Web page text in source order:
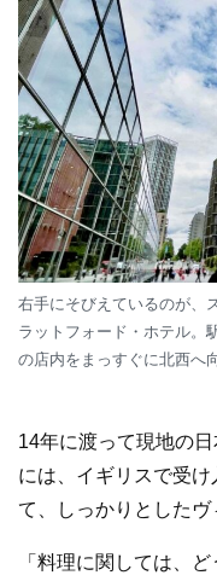
右手にそびえているのが、
ラットフォード・ホテル。
の店内をまっすぐに北西へ
14年に渡って現地の
には、イギリスで受
て、しっかりとしたヴ
「料理に関しては、